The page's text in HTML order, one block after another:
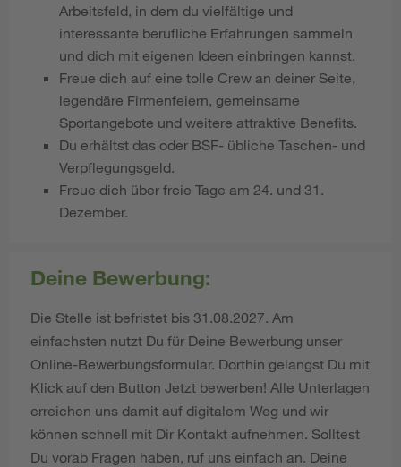
Arbeitsfeld, in dem du vielfältige und
interessante berufliche Erfahrungen sammeln
und dich mit eigenen Ideen einbringen kannst.
Freue dich auf eine tolle Crew an deiner Seite,
legendäre Firmenfeiern, gemeinsame
Sportangebote und weitere attraktive Benefits.
Du erhältst das oder BSF- übliche Taschen- und
Verpflegungsgeld.
Freue dich über freie Tage am 24. und 31.
Dezember.
Deine Bewerbung:
Die Stelle ist befristet bis 31.08.2027. Am
einfachsten nutzt Du für Deine Bewerbung unser
Online-Bewerbungsformular. Dorthin gelangst Du mit
Klick auf den Button Jetzt bewerben! Alle Unterlagen
erreichen uns damit auf digitalem Weg und wir
können schnell mit Dir Kontakt aufnehmen. Solltest
Du vorab Fragen haben, ruf uns einfach an. Deine